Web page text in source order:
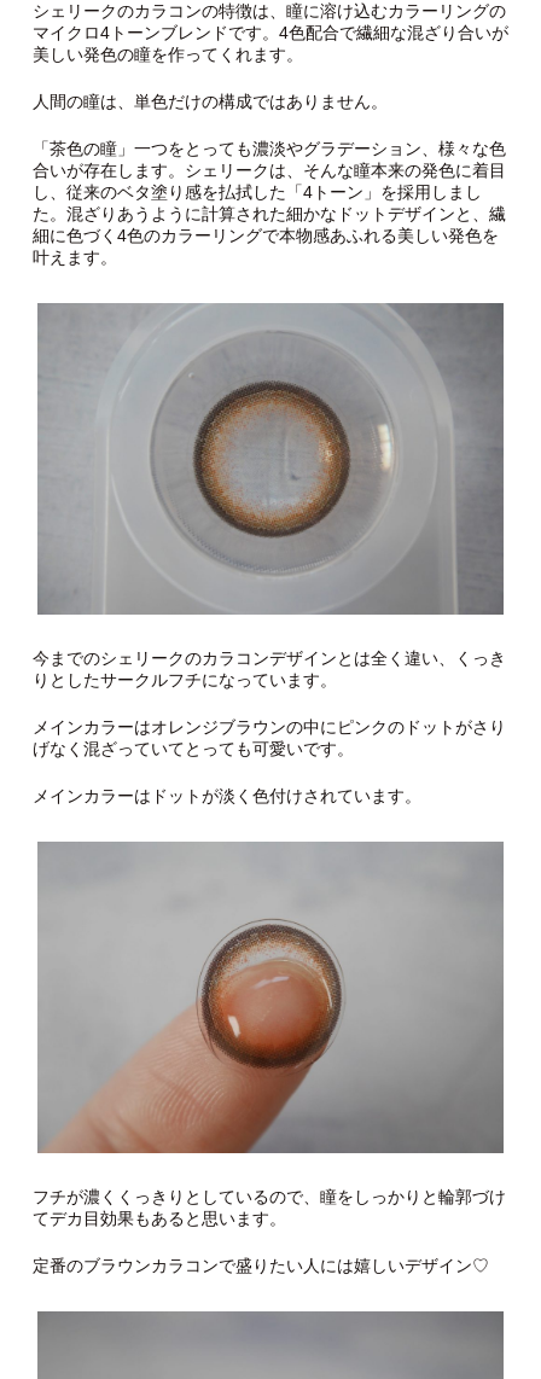
シェリークのカラコンの特徴は、瞳に溶け込むカラーリングの
マイクロ4トーンブレンドです。4色配合で繊細な混ざり合いが
美しい発色の瞳を作ってくれます。
人間の瞳は、単色だけの構成ではありません。
「茶色の瞳」一つをとっても濃淡やグラデーション、様々な色
合いが存在します。シェリークは、そんな瞳本来の発色に着目
し、従来のベタ塗り感を払拭した「4トーン」を採用しまし
た。混ざりあうように計算された細かなドットデザインと、繊
細に色づく4色のカラーリングで本物感あふれる美しい発色を
叶えます。
今までのシェリークのカラコンデザインとは全く違い、くっき
りとしたサークルフチになっています。
メインカラーはオレンジブラウンの中にピンクのドットがさり
げなく混ざっていてとっても可愛いです。
メインカラーはドットが淡く色付けされています。
フチが濃くくっきりとしているので、瞳をしっかりと輪郭づけ
てデカ目効果もあると思います。
定番のブラウンカラコンで盛りたい人には嬉しいデザイン♡